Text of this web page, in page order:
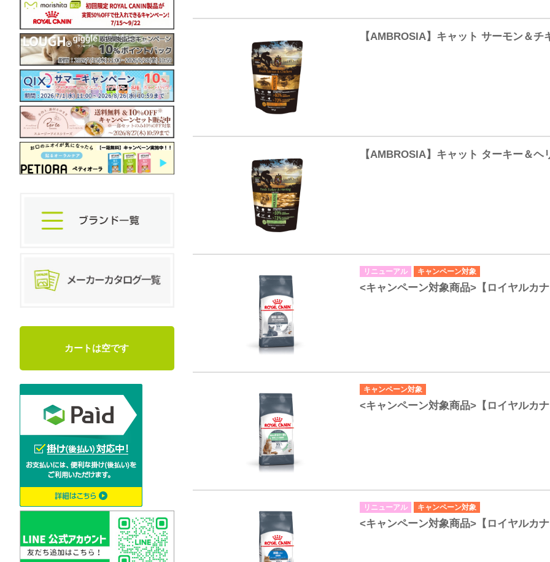
【AMBROSIA】キャット サーモン＆チ
【AMBROSIA】キャット ターキー＆ヘ
リニューアル キャンペーン対象
<キャンペーン対象商品>【ロイヤルカ
キャンペーン対象
<キャンペーン対象商品>【ロイヤルカ
リニューアル キャンペーン対象
<キャンペーン対象商品>【ロイヤルカ
カートは空です